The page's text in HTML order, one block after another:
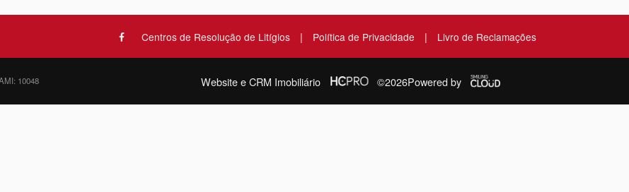
Centros de Resolução de Litígios | Política de Privacidade | Livro de Reclamações
10048 Website e CRM Imobiliário ©2026Powered by